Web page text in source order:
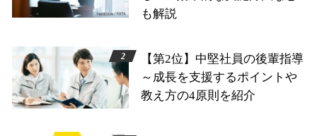
も解説
【第2位】中堅社員の後輩指導
～成長を支援するポイントや
教え方の4原則を紹介